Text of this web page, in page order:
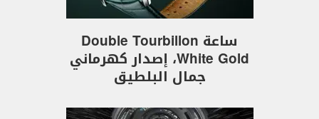
ساعة Double Tourbillon
White Gold، إصدار كهرماني
جمال البلطيق